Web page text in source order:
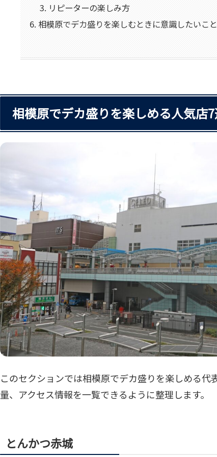
リピーターの楽しみ方
相模原でデカ盛りを楽しむときに意識したいこ
相模原でデカ盛りを楽しめる人気店
このセクションでは相模原でデカ盛りを楽しめる
量、アクセス情報を一覧できるように整理します。
とんかつ赤城